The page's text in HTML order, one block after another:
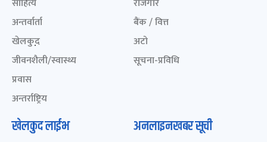
साहित्य
अन्तर्वार्ता
खेलकुद़़
जीवनशैली/स्वास्थ्य
प्रवास
अन्तर्राष्ट्रिय
रोजगार
बैंक / वित्त
अटो
सूचना-प्रविधि
खेलकुद लाईभ अनलाइनखबर सूची